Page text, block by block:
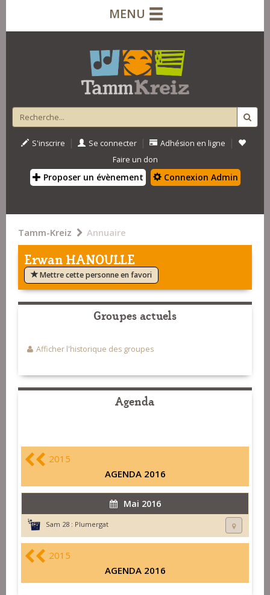
MENU
S'inscrire | Se connecter | Adhésion en ligne |
Faire un don
Proposer un évènement Connexion Admin
Tamm-Kreiz Annuaire
Erwan HANOULLE
Mettre cette personne en favori
Groupes actuels
Afficher l'historique des groupes
Agenda
2015
AGENDA 2016
Mai 2016
Sam 28 : Plumergat
2015
AGENDA 2016